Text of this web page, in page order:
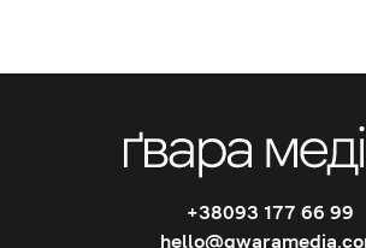
+38093 177 66 99